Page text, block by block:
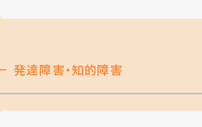
発達障害・知的障害